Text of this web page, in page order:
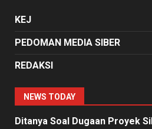
KEJ
PEDOMAN MEDIA SIBER
REDAKSI
NEWS TODAY
Ditanya Soal Dugaan Proyek